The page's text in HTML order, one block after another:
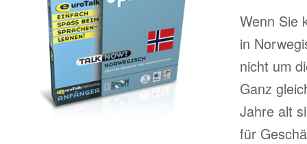
Wenn Sie
in
nicht um
Ganz
Jahre alt
für